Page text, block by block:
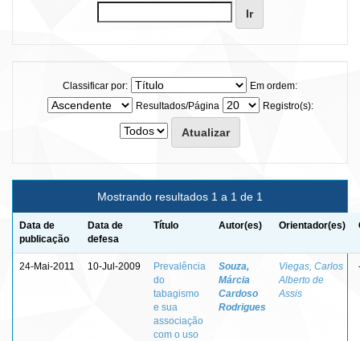
Classificar por:
Em ordem:
Resultados/Página
Registro(s):
Mostrando resultados 1 a 1 de 1
Data de
publicação
Data de
defesa
Título Autor(es) Orientador(es)
24-Mai-2011 10-Jul-2009
Prevalência
do
tabagismo
e sua
associação
com o uso
Souza,
Márcia
Cardoso
Rodrigues
Viegas, Carlos
Alberto de
Assis